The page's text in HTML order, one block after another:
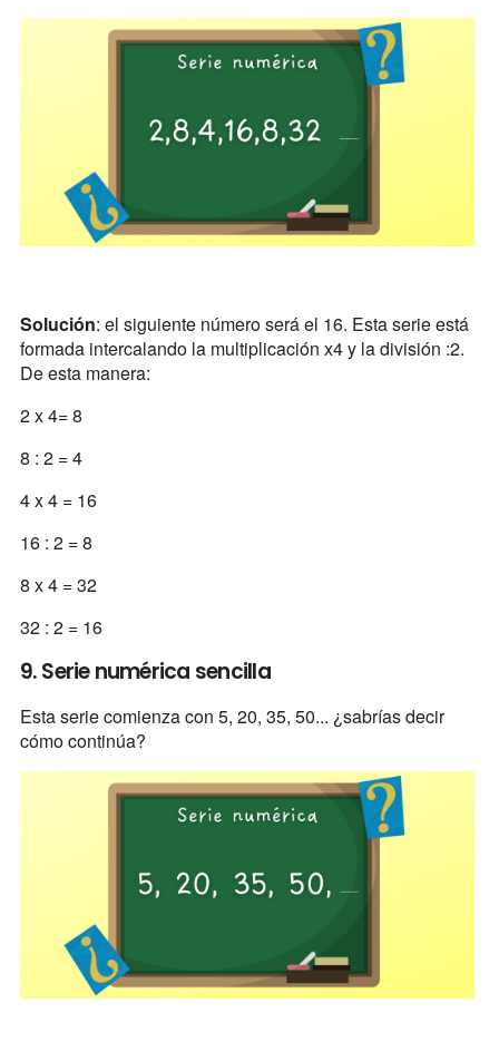
Solución: el siguiente número será el 16. Esta serie está
formada intercalando la multiplicación x4 y la división :2.
De esta manera:
2 x 4= 8
8 : 2 = 4
4 x 4 = 16
16 : 2 = 8
8 x 4 = 32
32 : 2 = 16
9. Serie numérica sencilla
Esta serie comienza con 5, 20, 35, 50... ¿sabrías decir
cómo continúa?